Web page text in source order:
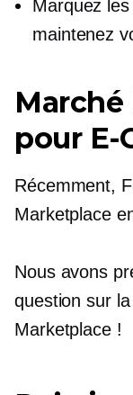
Marquez
maintenez
pour E-
Récemment,
Marketplace
Nous avons
question sur
Marketplace !